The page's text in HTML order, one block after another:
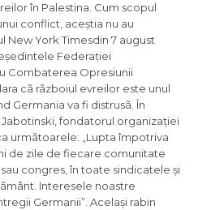
în Palestina. Cum scopul
conflict, aceștia nu au
New York Timesdin 7 august
Federației
Combaterea Opresiunii
cã rãzboiul evreilor este unul
Germania va fi distrusã. În
Jabotinski, fondatorul organizației
urmãtoarele: „ Lupta împotriva
de zile de fiecare comunitate
congres, în toate sindicatele și
Interesele noastre
Germanii”. Același rabin